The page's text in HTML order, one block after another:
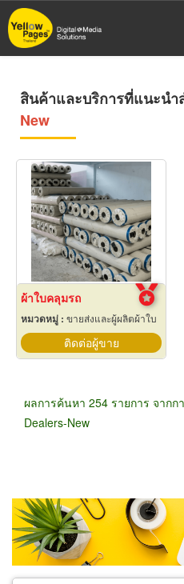
ข้าม
ไป
สินค้าและบริการที่แนะนำ
New
ผ้าใบคลุมรถ
หมวดหมู่ : ขายส่งและผู้ผลิตผ้าใบ
ติดต่อผู้ขาย
ผลการค้นหา 254 รายการ จาก
Dealers-New
ขายส่ง ขายปลีก
ผู้ส่งออก/นำเข้า
ธุรกิจบ